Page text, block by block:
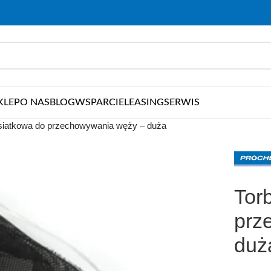
O NAS BLOGWSPARCIELEASINGSERWIS
do przechowywania węży – duża